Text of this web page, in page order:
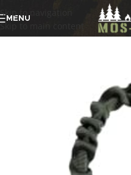
Skip to navigation
Skip to main content
MENU